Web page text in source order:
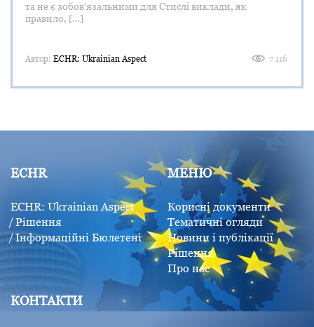
та не є зобов’язальними для Стислі виклади, як
правило, […]
Автор: ECHR: Ukrainian Aspect 7 116
ECHR
ECHR: Ukrainian Aspect
Рішення
Інформаційні Бюлетені
МЕНЮ
Корисні документи
Тематичні огляди
Новини і публікації
Рішення
Про нас
КОНТАКТИ